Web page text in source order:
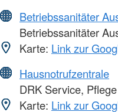
Betriebssanitäter
Betriebssanitäter
Karte: Link zur
Hausnotrufzentrale
DRK Service,
Karte: Link zur